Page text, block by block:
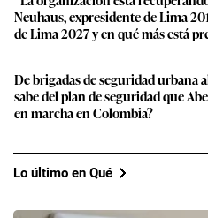
Neuhaus, expresidente de Lima
de Lima 2027 y en qué más está
De brigadas de seguridad urbana
sabe del plan de seguridad que
en marcha en Colombia?
Lo último en Qué